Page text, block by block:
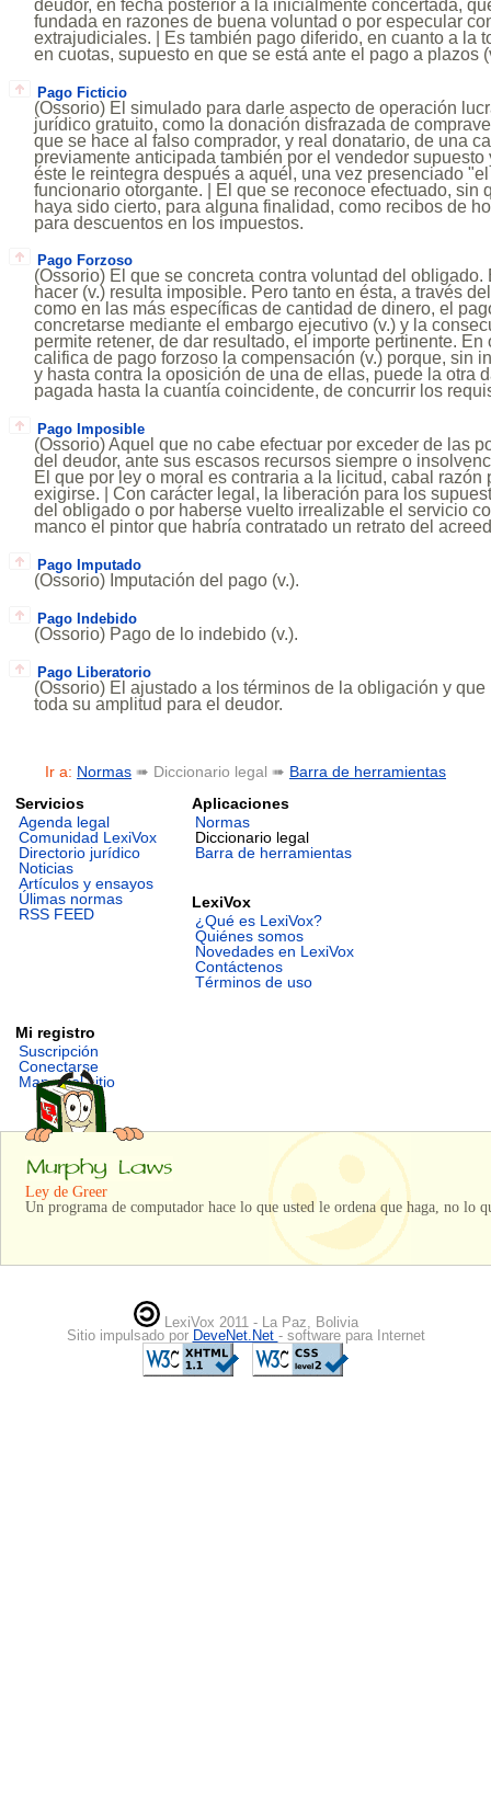
deudor, en fecha posterior a la inicialmente concertada,
fundada en razones de buena voluntad o por especular
extrajudiciales. | Es también pago diferido, en cuanto a la
en cuotas, supuesto en que se está ante el pago a plazos
Pago Ficticio
(Ossorio) El simulado para darle aspecto de operación
jurídico gratuito, como la donación disfrazada de
que se hace al falso comprador, y real donatario, de una
previamente anticipada también por el vendedor
éste le reintegra después a aquél, una vez presenciado
funcionario otorgante. | El que se reconoce efectuado, sin
haya sido cierto, para alguna finalidad, como recibos de
para descuentos en los impuestos.
Pago Forzoso
(Ossorio) El que se concreta contra voluntad del
hacer (v.) resulta imposible. Pero tanto en ésta, a través
como en las más específicas de cantidad de dinero, el
concretarse mediante el embargo ejecutivo (v.) y la
permite retener, de dar resultado, el importe pertinente.
califica de pago forzoso la compensación (v.) porque, sin
y hasta contra la oposición de una de ellas, puede la otra
pagada hasta la cuantía coincidente, de concurrir los
Pago Imposible
(Ossorio) Aquel que no cabe efectuar por exceder de las
del deudor, ante sus escasos recursos siempre o
El que por ley o moral es contraria a la licitud, cabal razón
exigirse. | Con carácter legal, la liberación para los
del obligado o por haberse vuelto irrealizable el servicio
manco el pintor que habría contratado un retrato del
Pago Imputado
(Ossorio) Imputación del pago (v.).
Pago Indebido
(Ossorio) Pago de lo indebido (v.).
Pago Liberatorio
(Ossorio) El ajustado a los términos de la obligación y
toda su amplitud para el deudor.
Ir a: Normas ➠ Diccionario legal ➠ Barra de herramientas
Servicios
Agenda legal
Comunidad LexiVox
Directorio jurídico
Noticias
Artículos y ensayos
Úlimas normas
RSS FEED
Aplicaciones
Normas
Diccionario legal
Barra de herramientas
LexiVox
¿Qué es LexiVox?
Quiénes somos
Novedades en LexiVox
Contáctenos
Términos de uso
Mi registro
Suscripción
Conectarse
Mapa del sitio
Ley de Greer
Un programa de computador hace lo que usted le ordena que haga, no lo
LexiVox 2011 - La Paz, Bolivia
Sitio impulsado por DeveNet.Net - software para Internet